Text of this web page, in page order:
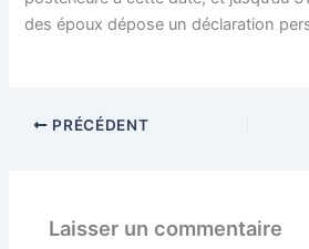
des époux dépose un déclaration
PRÉCÉDENT
Laisser un commentaire